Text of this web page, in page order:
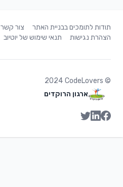
תודות לתומכים בבניית האתר צור קשר
הצהרת נגישות
תנאי שימוש של יוטיוב
©
2024 CodeLovers
ארגון הרוקדים